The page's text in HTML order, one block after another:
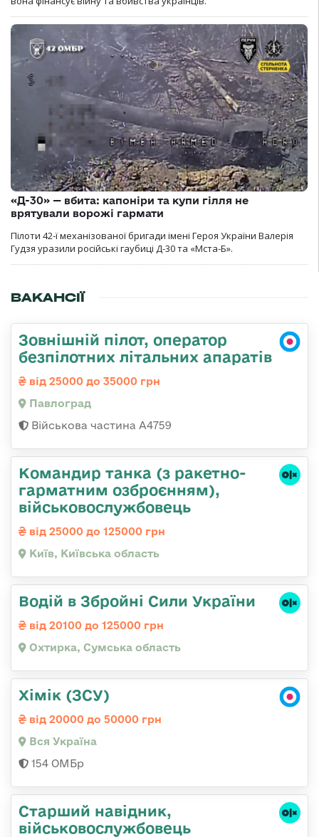
«Д-30» — вбита: капоніри та купи гілля не
врятували ворожі гармати
Пілоти 42-ї механізованої бригади імені Героя України Валерія
Гудзя уразили російські гаубиці Д-30 та «Мста-Б».
ВАКАНСІЇ
Зовнішній пілот, оператор
безпілотних літальних апаратів
від 25000 до 35000 грн
Павлоград
Військова частина А4759
Командиp танка (з pакетно-
гарматним озброєнням),
військовослужбовець
від 25000 до 125000 грн
Київ, Київська область
Водій в Збройні Сили України
від 20100 до 125000 грн
Охтирка, Сумська область
Хімік (ЗСУ)
від 20000 до 50000 грн
Вся Україна
154 ОМБр
Стаpший навідник,
військовослужбовець